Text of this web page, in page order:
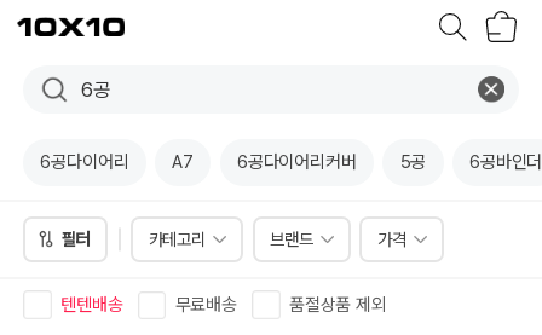
텐
바
6공다이어리 A7 6공다이어리커버 5공 6공바인더
필터 카테고리 브랜드 가격
텐텐배송 무료배송 품절상품 제외